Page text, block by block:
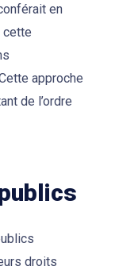
en
cette
approche
de l’ordre
droits